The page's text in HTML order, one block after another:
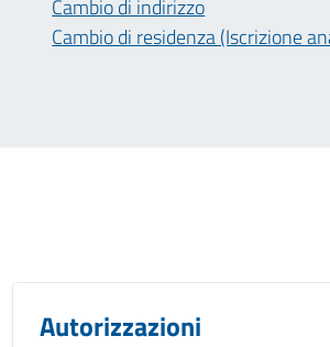
Cambio di indirizzo
Cambio di residenza (Iscrizione
Autorizzazioni